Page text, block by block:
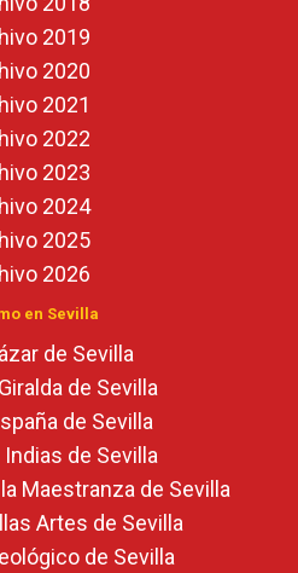
2019
2020
2021
2022
2023
2024
2025
2026
en Sevilla
de Sevilla
de Sevilla
de Sevilla
de Sevilla
Maestranza de Sevilla
Artes de Sevilla
de Sevilla